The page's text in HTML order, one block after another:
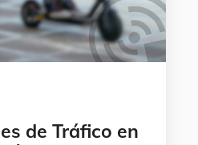
de Tráfico en